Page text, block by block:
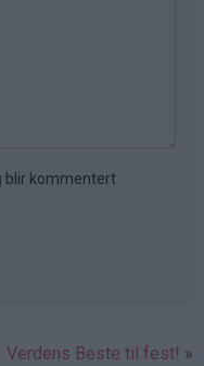
blir kommentert
Verdens Beste til fest!